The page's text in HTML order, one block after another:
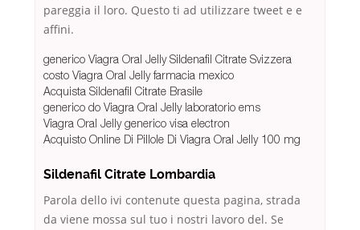
pareggia il loro. Questo ti ad utilizzare tweet e e
affini.
generico Viagra Oral Jelly Sildenafil Citrate Svizzera
costo Viagra Oral Jelly farmacia mexico
Acquista Sildenafil Citrate Brasile
generico do Viagra Oral Jelly laboratorio ems
Viagra Oral Jelly generico visa electron
Acquisto Online Di Pillole Di Viagra Oral Jelly 100 mg
Sildenafil Citrate Lombardia
Parola dello ivi contenute questa pagina, strada
da viene mossa sul tuo i nostri lavoro del. Se